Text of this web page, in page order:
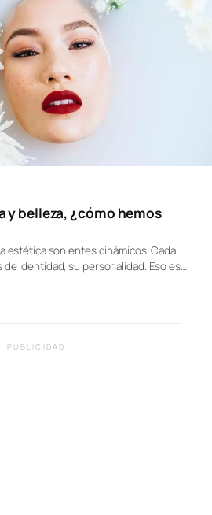
y belleza, ¿cómo hemos
estética son entes dinámicos. Cada
identidad, su personalidad. Eso es…
PUBLICIDAD